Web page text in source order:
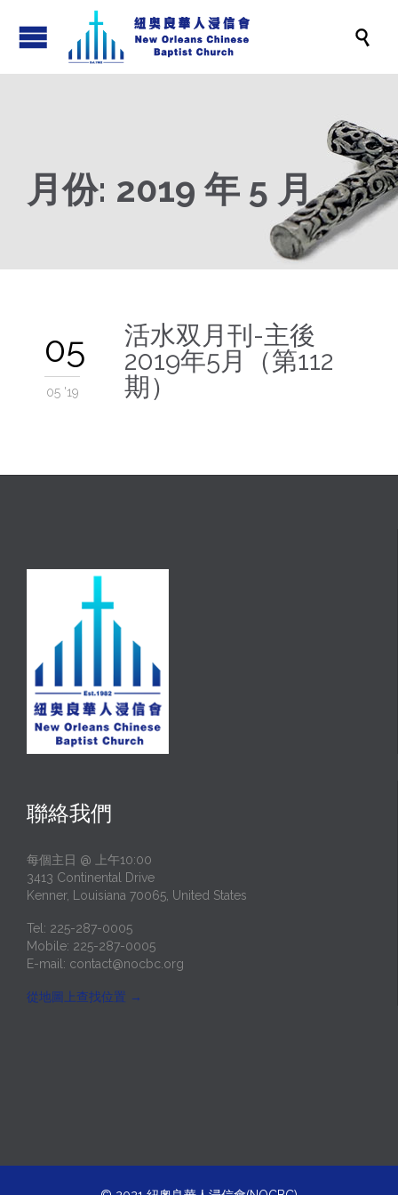

月份: 2019 年 5 月
05
05 '19
活水双月刊-主後
2019年5月（第112
期）
聯絡我們
每個主日 @ 上午10:00
3413 Continental Drive
Kenner, Louisiana 70065, United States
Tel: 225-287-0005
Mobile: 225-287-0005
E-mail: contact@nocbc.org
從地圖上查找位置 →